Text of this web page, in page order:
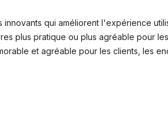
qui améliorent l'expérience
plus pratique ou plus agréable pour
et agréable pour les clients, les